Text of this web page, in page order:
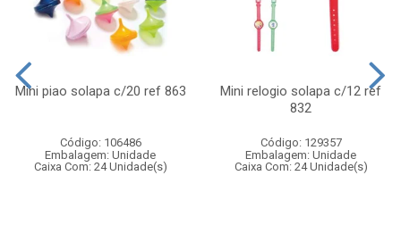
Mini piao solapa c/20 ref 863
Código: 106486
Embalagem: Unidade
Caixa Com: 24 Unidade(s)
Mini relogio solapa c/12 ref
832
Código: 129357
Embalagem: Unidade
Caixa Com: 24 Unidade(s)